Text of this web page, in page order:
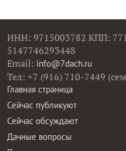
ИНН: 9715003782 КПП:
5147746293448
Email: info@7dach.ru
Тел: +7 (916) 710-7449
Главная страница
Сейчас публикуют
Сейчас обсуждают
Дачные вопросы